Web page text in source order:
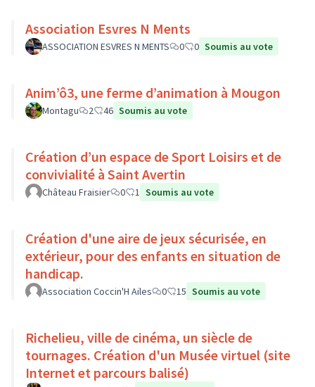
Association Esvres N Ments
ASSOCIATION ESVRES N MENTS 0 0 Soumis au vote
Anim’ô3, une ferme d’animation à Mougon
Montagu 2 46 Soumis au vote
Création d’un espace de Sport Loisirs et de
convivialité à Saint Avertin
Château Fraisier 0 1 Soumis au vote
Création d'une aire de jeux sécurisée, en
extérieur, pour des enfants en situation de
handicap.
Association Coccin'H Ailes 0 15 Soumis au vote
Richelieu, ville de cinéma, un siècle de
tournages. Création d'un Musée virtuel (site
Internet et parcours balisé)